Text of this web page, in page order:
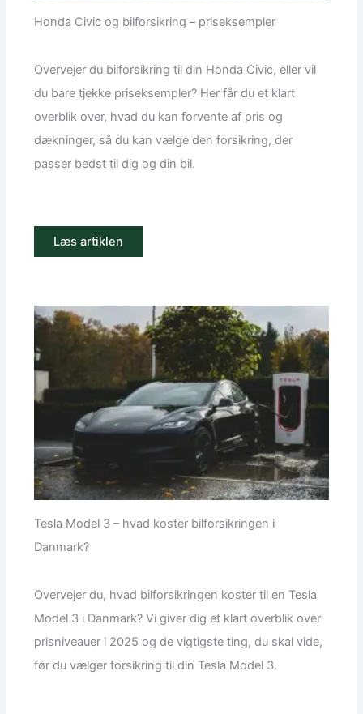
Honda Civic og bilforsikring – priseksempler
Overvejer du bilforsikring til din Honda Civic, eller vil
du bare tjekke priseksempler? Her får du et klart
overblik over, hvad du kan forvente af pris og
dækninger, så du kan vælge den forsikring, der
passer bedst til dig og din bil.
Læs artiklen
Tesla Model 3 – hvad koster bilforsikringen i
Danmark?
Overvejer du, hvad bilforsikringen koster til en Tesla
Model 3 i Danmark? Vi giver dig et klart overblik over
prisniveauer i 2025 og de vigtigste ting, du skal vide,
før du vælger forsikring til din Tesla Model 3.